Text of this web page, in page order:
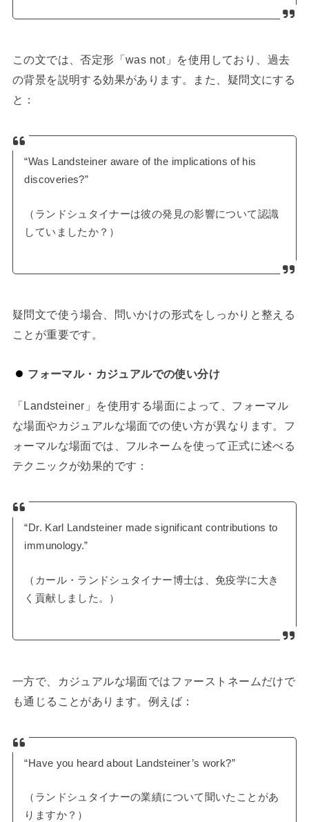
この文では、否定形「was not」を使用しており、過去
の背景を説明する効果があります。また、疑問文にする
と：
“Was Landsteiner aware of the implications of his
discoveries?”
（ランドシュタイナーは彼の発見の影響について認識
していましたか？）
疑問文で使う場合、問いかけの形式をしっかりと整える
ことが重要です。
フォーマル・カジュアルでの使い分け
「Landsteiner」を使用する場面によって、フォーマル
な場面やカジュアルな場面での使い方が異なります。フ
ォーマルな場面では、フルネームを使って正式に述べる
テクニックが効果的です：
“Dr. Karl Landsteiner made significant contributions to
immunology.”
（カール・ランドシュタイナー博士は、免疫学に大き
く貢献しました。）
一方で、カジュアルな場面ではファーストネームだけで
も通じることがあります。例えば：
“Have you heard about Landsteiner’s work?”
（ランドシュタイナーの業績について聞いたことがあ
りますか？）